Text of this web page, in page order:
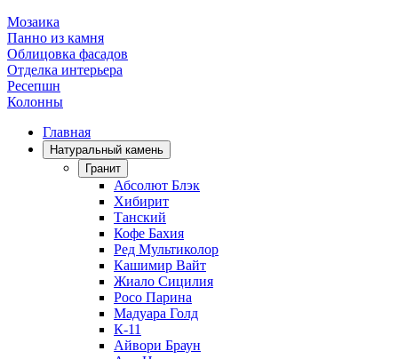
Мозаика
Панно из камня
Облицовка фасадов
Отделка интерьера
Ресепшн
Колонны
Главная
Натуральный камень
Гранит
Абсолют Блэк
Хибирит
Танский
Кофе Бахия
Ред Мультиколор
Кашимир Вайт
Жиало Сицилия
Росо Парина
Мадуара Голд
К-11
Айвори Браун